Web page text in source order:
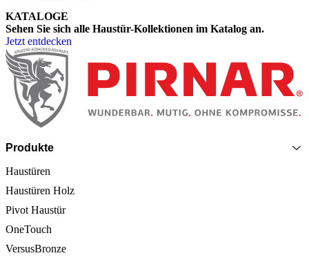
KATALOGE
Sehen Sie sich alle Haustür-Kollektionen im Katalog an.
Jetzt entdecken
Seitenfooter
Produkte
Haustüren
Haustüren Holz
Pivot Haustür
OneTouch
VersusBronze